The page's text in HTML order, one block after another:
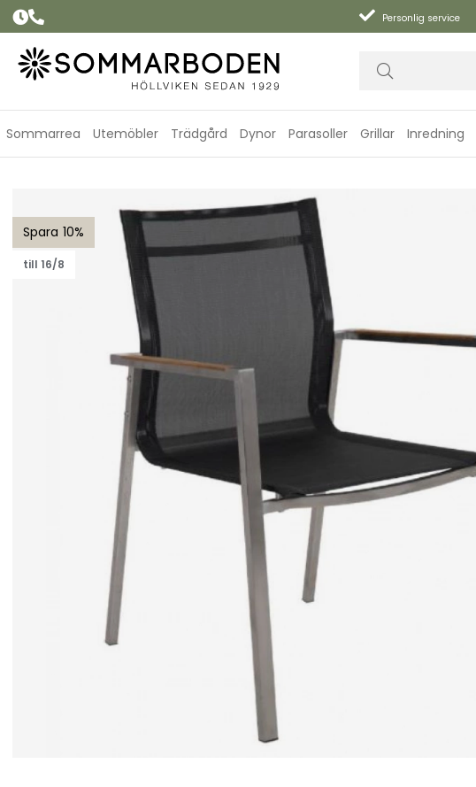
Personlig service
Sommarrea Utemöbler Trädgård Dynor Parasoller Grillar Inredning
10
till 16/8